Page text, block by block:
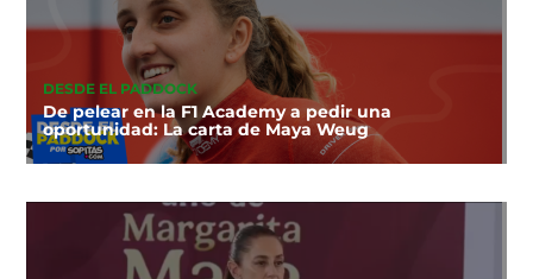
DESDE EL PADDOCK
De pelear en la F1 Academy a pedir una
oportunidad: La carta de Maya Weug